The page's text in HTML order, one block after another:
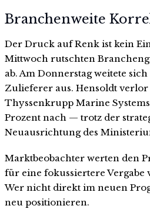
Branchenweite
Der Druck auf Renk ist kein
Mittwoch rutschten
ab. Am Donnerstag weitete
Zulieferer aus. Hensoldt verlor
Thyssenkrupp Marine Systems
Prozent nach — trotz der
Neuausrichtung des
Marktbeobachter werten den
für eine fokussiertere Vergabe
Wer nicht direkt im neuen
neu positionieren.